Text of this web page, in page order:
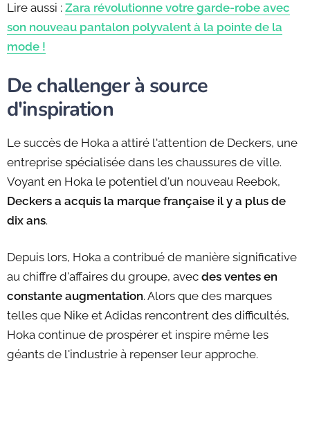
Lire aussi : Zara révolutionne votre garde-robe avec
son nouveau pantalon polyvalent à la pointe de la
mode !
De challenger à source
d'inspiration
Le succès de Hoka a attiré l'attention de Deckers, une
entreprise spécialisée dans les chaussures de ville.
Voyant en Hoka le potentiel d'un nouveau Reebok,
Deckers a acquis la marque française il y a plus de
dix ans.
Depuis lors, Hoka a contribué de manière significative
au chiffre d'affaires du groupe, avec des ventes en
constante augmentation. Alors que des marques
telles que Nike et Adidas rencontrent des difficultés,
Hoka continue de prospérer et inspire même les
géants de l'industrie à repenser leur approche.